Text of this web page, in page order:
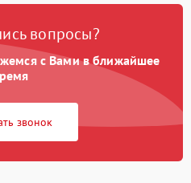
вопросы?
с Вами в ближайшее
звонок